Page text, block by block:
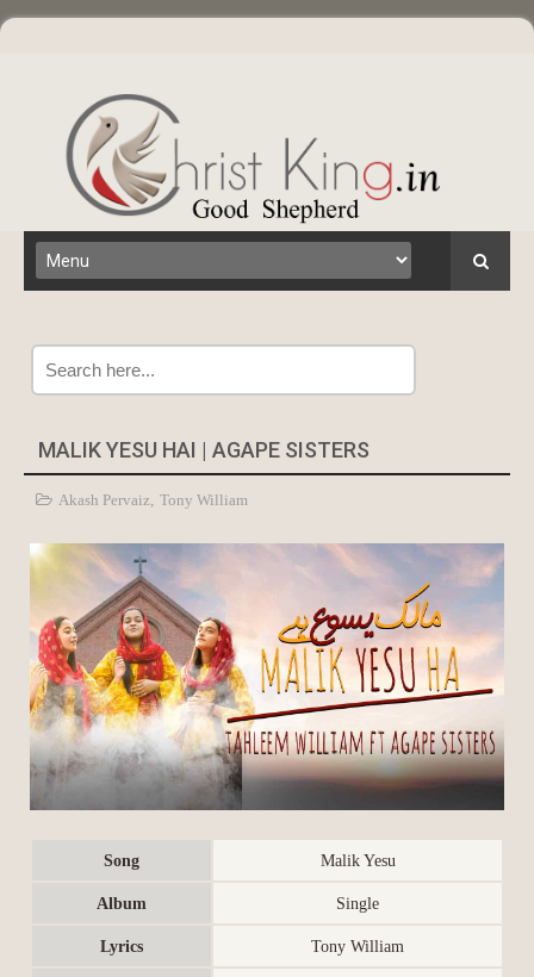
MALIK YESU HAI | AGAPE SISTERS
Akash Pervaiz, Tony William
Song Malik Yesu
Album Single
Lyrics Tony William